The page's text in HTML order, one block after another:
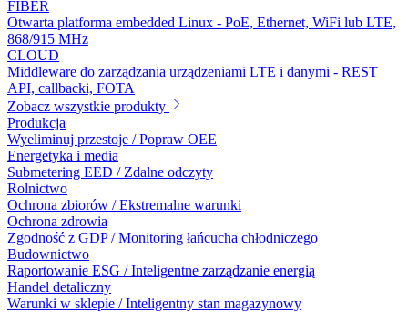
FIBER
Otwarta platforma embedded Linux - PoE, Ethernet, WiFi lub LTE,
868/915 MHz
CLOUD
Middleware do zarządzania urządzeniami LTE i danymi - REST
API, callbacki, FOTA
Zobacz wszystkie produkty
Produkcja
Wyeliminuj przestoje / Popraw OEE
Energetyka i media
Submetering EED / Zdalne odczyty
Rolnictwo
Ochrona zbiorów / Ekstremalne warunki
Ochrona zdrowia
Zgodność z GDP / Monitoring łańcucha chłodniczego
Budownictwo
Raportowanie ESG / Inteligentne zarządzanie energią
Handel detaliczny
Warunki w sklepie / Inteligentny stan magazynowy